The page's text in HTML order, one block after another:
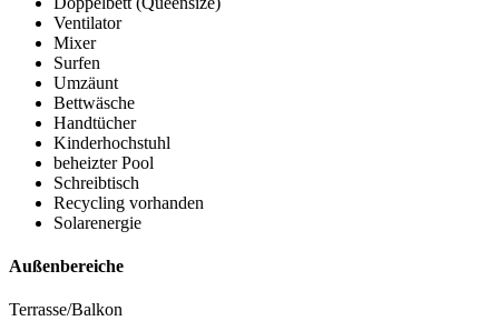
Ventilator
Mixer
Surfen
Umzäunt
Bettwäsche
Handtücher
Kinderhochstuhl
beheizter Pool
Schreibtisch
Recycling vorhanden
Solarenergie
Außenbereiche
Terrasse/Balkon